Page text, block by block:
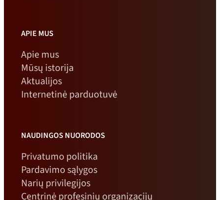
APIE MUS
Apie mus
Mūsų istorija
Aktualijos
Internetinė parduotuvė
NAUDINGOS NUORODOS
Privatumo politika
Pardavimo sąlygos
Narių privilegijos
Centrinė profesinių organizacijų